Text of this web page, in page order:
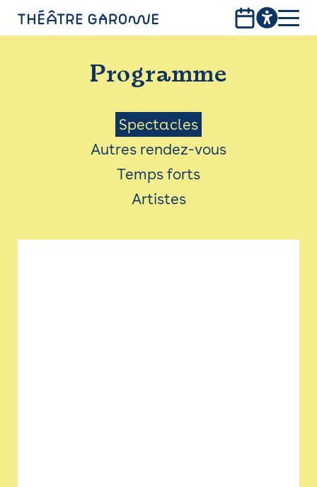
PROGRAMME
INFOS PRATIQUES
AVEC LES PUBLICS
ACCESSIBILITÉ
LES PRODUCTIONS
Programme
Menu
Saison
Spectacles
Autres rendez-vous
Temps forts
Artistes